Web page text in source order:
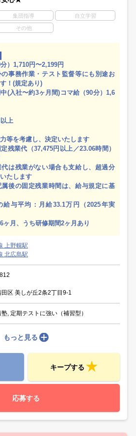
集団指導 自立学習
その他
）1,710円〜2,199円
事務作業・テスト監督等にも別途お
！(規定あり)
(入社〜約3ヶ月間)コマ給（90分）1,6
上
等を考慮し、決定いたします
残業代（37,475円以上／23.06時間）
は残業がない場合も支給し、超過分
たします
後の固定残業時間は、給与規定に基
与平均：月給33.1万円（2025年実
ヶ月、うち研修期間2ヶ月あり
上野幌駅
北広島駅
区 美しが丘2条2丁目9-1
, 定期テストに強い（補習型）
もっと見る
キープする
応募する